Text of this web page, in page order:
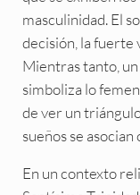
masculinidad. El
decisión, la fuerte
Mientras tanto,
simboliza lo
de ver un
sueños se
En un contexto